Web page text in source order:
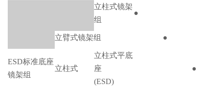
立柱式镜架
组
●
立臂式镜架组 ●
ESD标准底座
镜架组
立柱式
立柱式平底
座
(ESD)
●